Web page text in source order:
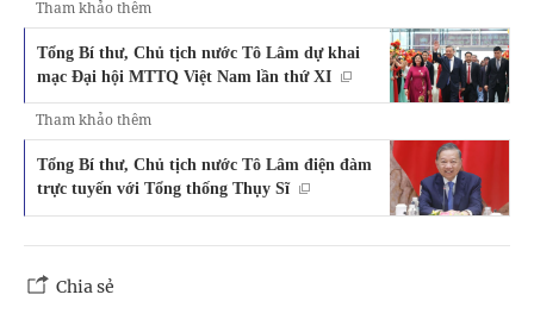
Tham khảo thêm
Tổng Bí thư, Chủ tịch nước Tô Lâm dự khai
mạc Đại hội MTTQ Việt Nam lần thứ XI
Tham khảo thêm
Tổng Bí thư, Chủ tịch nước Tô Lâm điện đàm
trực tuyến với Tổng thống Thụy Sĩ
Chia sẻ